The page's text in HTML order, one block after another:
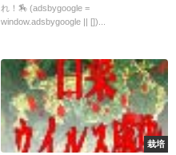
れ！🏇 (adsbygoogle =
window.adsbygoogle || [])...
栽培